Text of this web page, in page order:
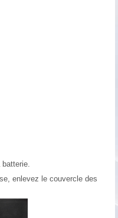
batterie.
enlevez le couvercle des